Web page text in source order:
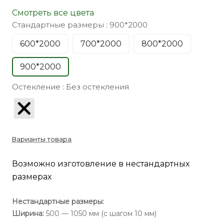
Смотреть все цвета
Стандартные размеры : 900*2000
600*2000
700*2000 800*2000
900*2000
Остекление : Без остекления
Варианты товара
Возможно изготовление в нестандартных
размерах
Нестандартные размеры:
Ширина: 500 — 1050 мм (с шагом 10 мм)